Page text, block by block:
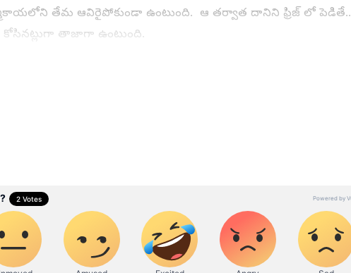
తేమ ఆవిరైపోకుండా ఉంటుంది. ఆ తర్వాత దానిని ఫ్రిజ్ లో పెడితే..
తాజాగా ఉంటుంది.